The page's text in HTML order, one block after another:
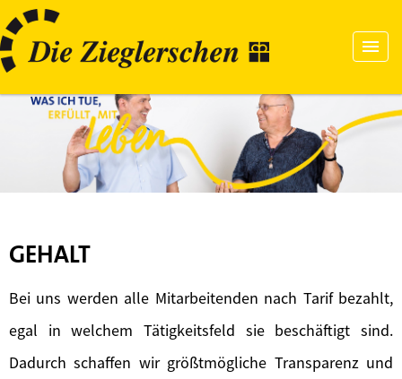
GEHALT
Bei uns werden alle Mitarbeitenden nach Tarif bezahlt,
egal in welchem Tätigkeitsfeld sie beschäftigt sind.
Dadurch schaffen wir größtmögliche Transparenz und